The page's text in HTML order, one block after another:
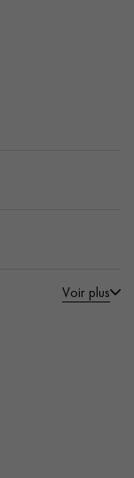
Voir plus